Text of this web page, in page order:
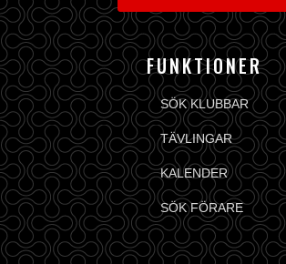
FUNKTIONER
SÖK KLUBBAR
TÄVLINGAR
KALENDER
SÖK FÖRARE